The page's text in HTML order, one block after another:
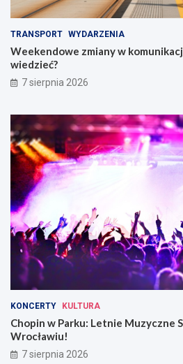
TRANSPORT WYDARZENIA
Weekendowe zmiany w
wiedzieć?
7 sierpnia 2026
KONCERTY KULTURA
Chopin w Parku: Letnie Muzyczne
Wrocławiu!
7 sierpnia 2026